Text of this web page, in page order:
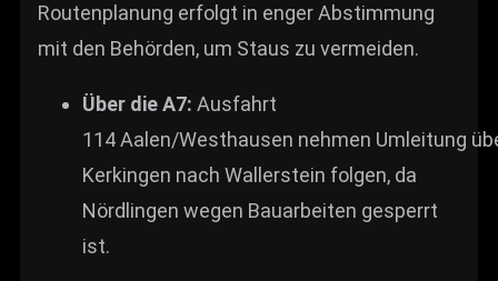
Routenplanung erfolgt in enger Abstimmung
mit den Behörden, um Staus zu vermeiden.
Über die A7: Ausfahrt
114 Aalen/Westhausen nehmen Umleitung
Kerkingen nach Wallerstein folgen, da
Nördlingen wegen Bauarbeiten gesperrt
ist.